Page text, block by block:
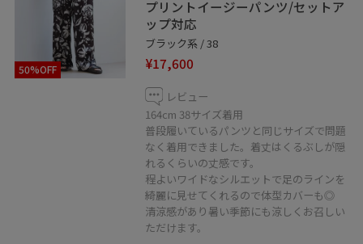
50%OFF
プリントイージーパンツ/セットア
ップ対応
ブラック系 / 38
¥17,600
レビュー
164cm 38サイズ着用
普段履いているパンツと同じサイズで問題
なく着用できました。着丈はくるぶしが隠
れるくらいの丈感です。
程よいワイドなシルエットで足のラインを
綺麗に見せてくれるので体型カバーも◎
清涼感があり暑い季節にも涼しくお召しい
ただけます。